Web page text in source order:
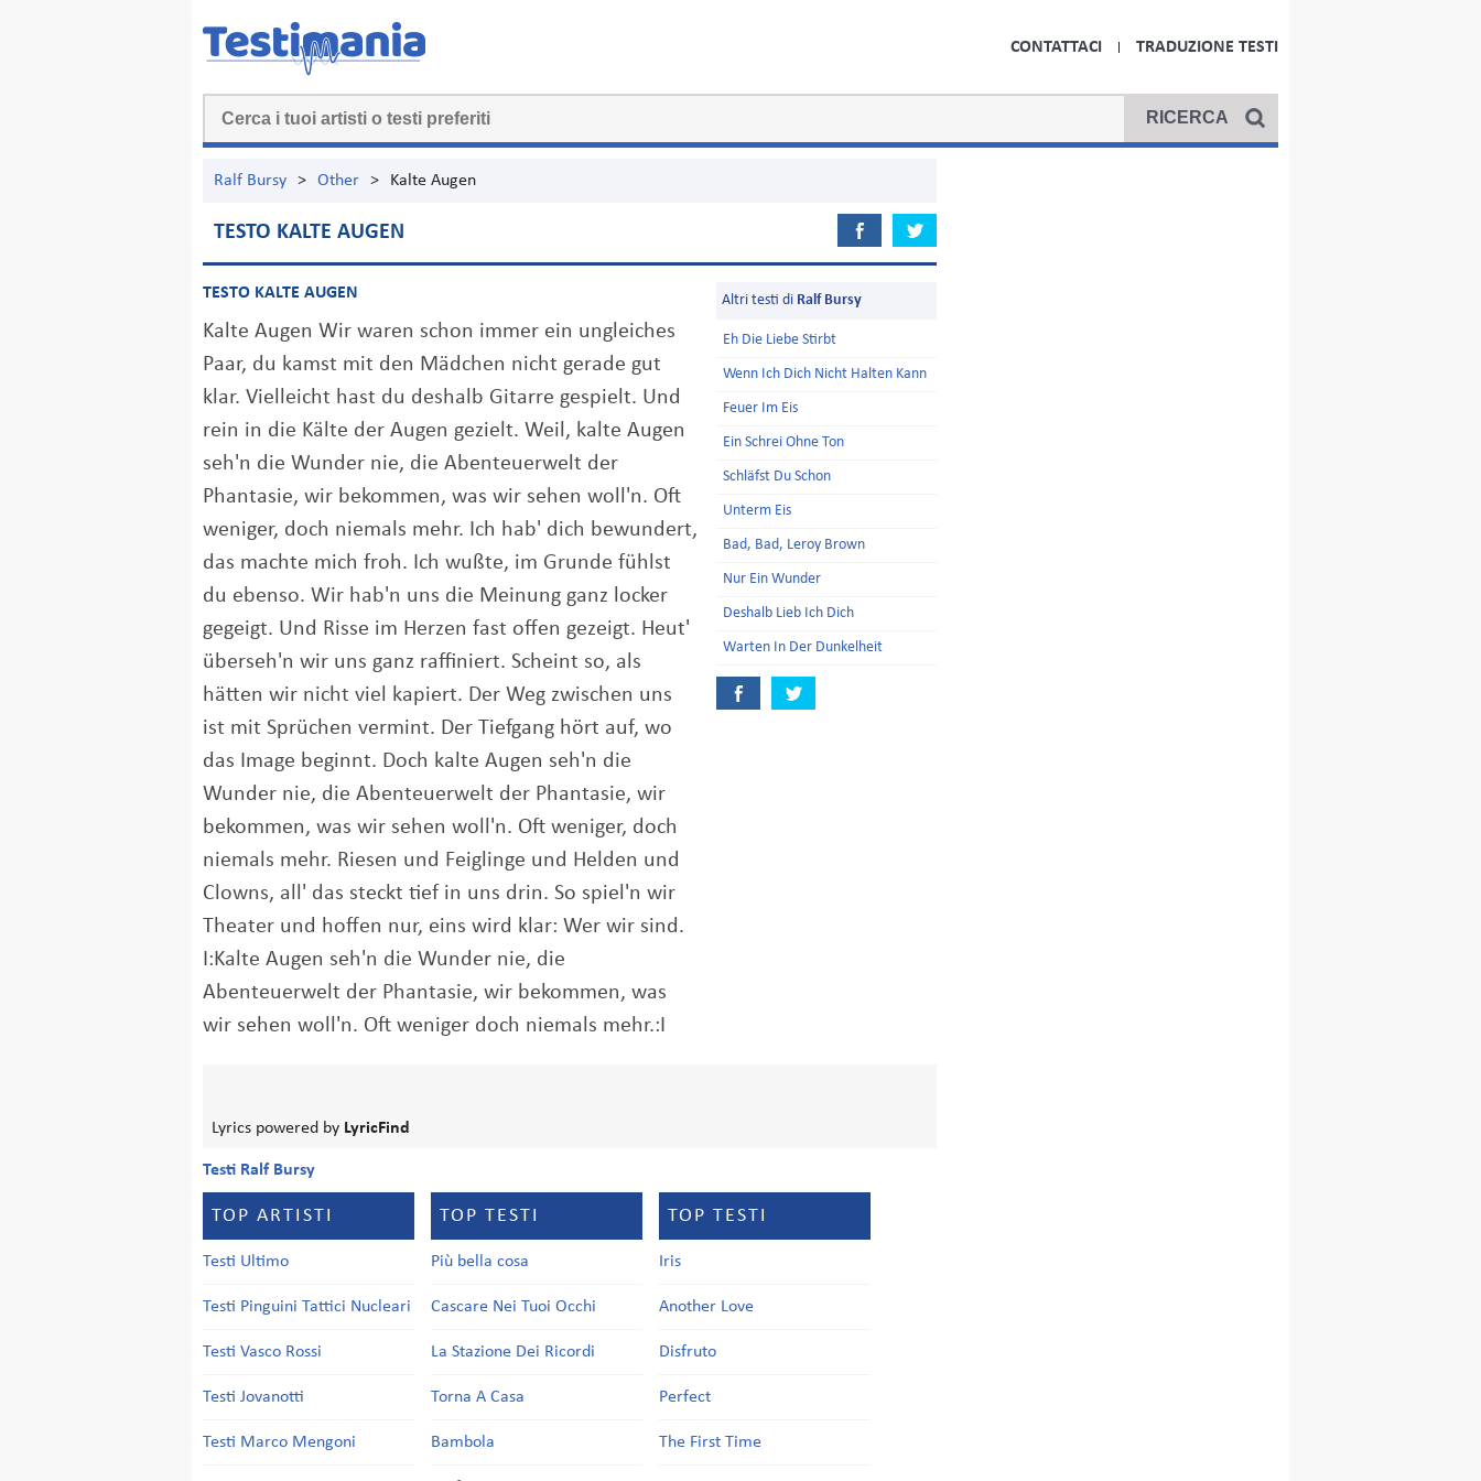
CONTATTACI TRADUZIONE TESTI
Ralf Bursy > Other > Kalte Augen
TESTO KALTE AUGEN
TESTO KALTE AUGEN
Kalte Augen Wir waren schon immer ein ungleiches
Paar, du kamst mit den Mädchen nicht gerade gut
klar. Vielleicht hast du deshalb Gitarre gespielt. Und
rein in die Kälte der Augen gezielt. Weil, kalte Augen
seh'n die Wunder nie, die Abenteuerwelt der
Phantasie, wir bekommen, was wir sehen woll'n. Oft
weniger, doch niemals mehr. Ich hab' dich bewundert,
das machte mich froh. Ich wußte, im Grunde fühlst
du ebenso. Wir hab'n uns die Meinung ganz locker
gegeigt. Und Risse im Herzen fast offen gezeigt. Heut'
überseh'n wir uns ganz raffiniert. Scheint so, als
hätten wir nicht viel kapiert. Der Weg zwischen uns
ist mit Sprüchen vermint. Der Tiefgang hört auf, wo
das Image beginnt. Doch kalte Augen seh'n die
Wunder nie, die Abenteuerwelt der Phantasie, wir
bekommen, was wir sehen woll'n. Oft weniger, doch
niemals mehr. Riesen und Feiglinge und Helden und
Clowns, all' das steckt tief in uns drin. So spiel'n wir
Theater und hoffen nur, eins wird klar: Wer wir sind.
I:Kalte Augen seh'n die Wunder nie, die
Abenteuerwelt der Phantasie, wir bekommen, was
wir sehen woll'n. Oft weniger doch niemals mehr.:I
Altri testi di Ralf Bursy
Eh Die Liebe Stirbt
Wenn Ich Dich Nicht Halten Kann
Feuer Im Eis
Ein Schrei Ohne Ton
Schläfst Du Schon
Unterm Eis
Bad, Bad, Leroy Brown
Nur Ein Wunder
Deshalb Lieb Ich Dich
Warten In Der Dunkelheit
Lyrics powered by LyricFind
Testi Ralf Bursy
TOP ARTISTI
Testi Ultimo
Testi Pinguini Tattici Nucleari
Testi Vasco Rossi
Testi Jovanotti
Testi Marco Mengoni
TOP TESTI
Più bella cosa
Cascare Nei Tuoi Occhi
La Stazione Dei Ricordi
Torna A Casa
Bambola
TOP TESTI
Iris
Another Love
Disfruto
Perfect
The First Time